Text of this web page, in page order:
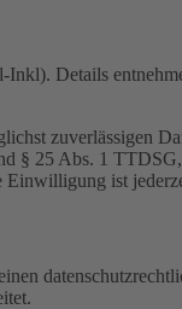
Details
zuverlässigen
§ 25 Abs. 1
ist